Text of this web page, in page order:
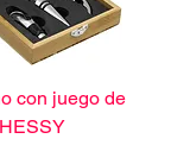
con juego de